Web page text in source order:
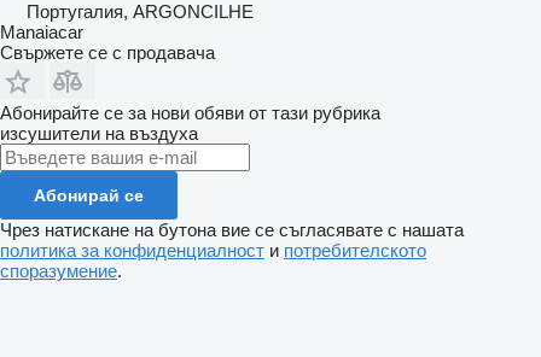
Португалия, ARGONCILHE
Manaiacar
Свържете се с продавача
Абонирайте се за нови обяви от тази рубрика
изсушители на въздуха
Абонирай се
Чрез натискане на бутона вие се съгласявате с нашата
политика за конфиденциалност и потребителското
споразумение.